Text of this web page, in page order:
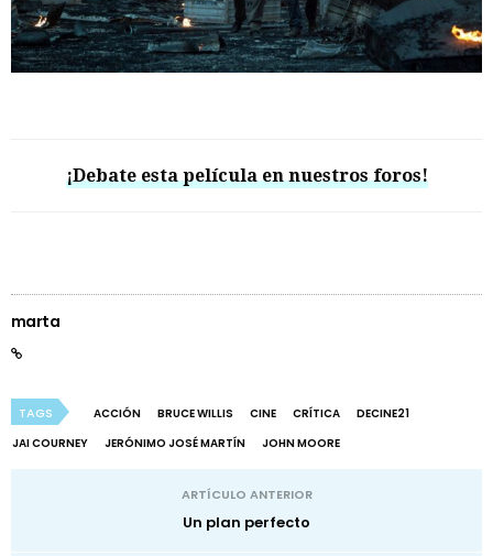
¡Debate esta película en nuestros foros!
marta
TAGS ACCIÓN BRUCE WILLIS CINE CRÍTICA
DECINE21
JAI COURNEY
JERÓNIMO JOSÉ MARTÍN JOHN MOORE
ARTÍCULO ANTERIOR
Un plan perfecto